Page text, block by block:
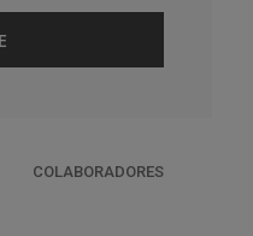
COLABORADORES